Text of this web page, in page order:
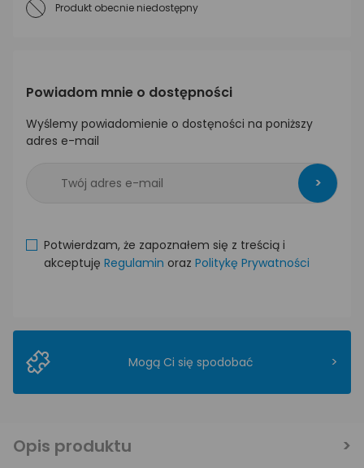
Produkt obecnie niedostępny
Powiadom mnie o dostępności
Wyślemy powiadomienie o dostęności na poniższy
adres e-mail
>
Potwierdzam, że zapoznałem się z treścią i
akceptuję Regulamin oraz Politykę Prywatności
Mogą Ci się spodobać >
Opis produktu